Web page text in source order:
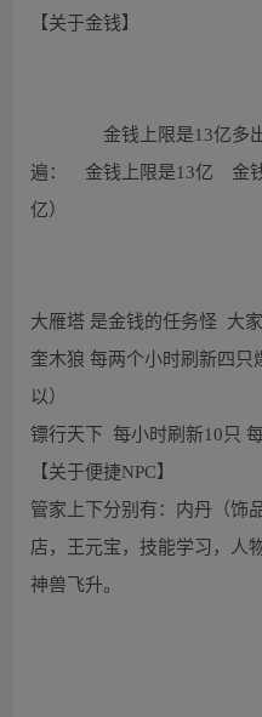
【关于金钱】
金钱上限是13亿多出来
遍： 金钱上限是13亿 金
亿）
大雁塔 是金钱的任务怪 大
奎木狼 每两个小时刷新四只
以）
镖行天下 每小时刷新10只
【关于便捷NPC】
管家上下分别有：内丹（饰
店，王元宝，技能学习，人
神兽飞升。